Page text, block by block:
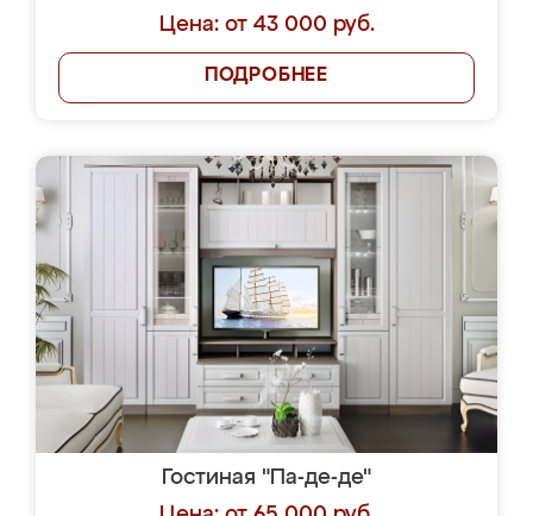
Цена: от 43 000 руб.
ПОДРОБНЕЕ
Гостиная "Па-де-де"